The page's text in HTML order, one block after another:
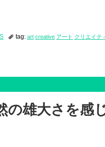
tag: art creative アート クリエイテ
の雄大さを感